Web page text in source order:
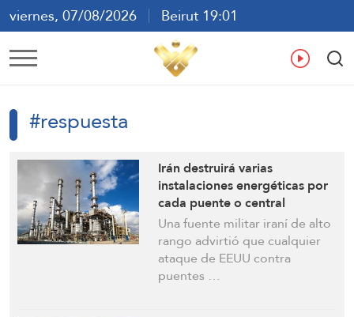
viernes, 07/08/2026
Beirut 19:01
ع En
#respuesta
Irán destruirá varias
instalaciones energéticas por
cada puente o central
eléctrica atacada por EEUU:
Informe
Una fuente militar iraní de alto
rango advirtió que cualquier
ataque de EEUU contra
puentes …